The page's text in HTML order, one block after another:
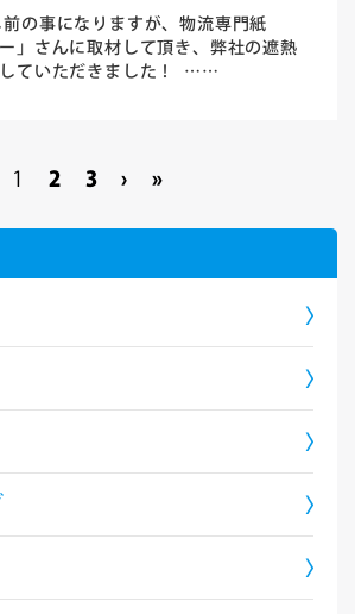
の事になりますが、物流専門紙
」さんに取材して頂き、弊社の遮熱
ていただきました！ ……
1 2 3 › »